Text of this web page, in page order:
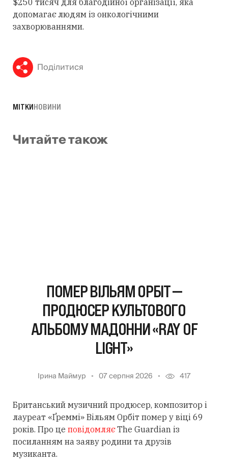
допомагає людям із онкологічними
захворюваннями.
Поділитися
МІТКИНОВИНИ
Читайте також
ПОМЕР ВІЛЬЯМ ОРБІТ —
ПРОДЮСЕР КУЛЬТОВОГО
АЛЬБОМУ МАДОННИ «RAY OF
LIGHT»
Ірина Маймур 07 серпня 2026 417
Британський музичний продюсер, композитор і
лауреат «Ґреммі» Вільям Орбіт помер у віці 69
років. Про це повідомляєThe Guardian із
посиланням на заяву родини та друзів
музиканта.